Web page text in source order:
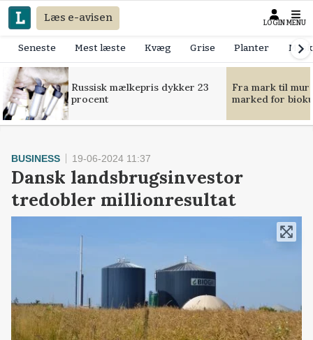
Læs e-avisen LOGIN MENU
Seneste Mest læste Kvæg Grise Planter
Russisk mælkepris dykker 23
procent
Fra mark til
marked for
BUSINESS 19-06-2024 11:37
Dansk landsbrugsinvestor
tredobler millionresultat